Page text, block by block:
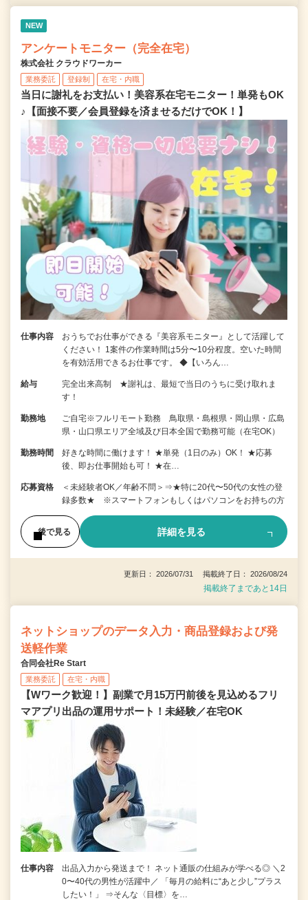
NEW
アンケートモニター（完全在宅）
株式会社 クラウドワーカー
業務委託 登録制 在宅・内職
当日に謝礼をお支払い！美容系在宅モニター！単発もOK
♪【面接不要／会員登録を済ませるだけでOK！】
仕事内容
おうちでお仕事ができる『美容系モニター』として活躍して
ください！ 1案件の作業時間は5分〜10分程度。空いた時間
を有効活用できるお仕事です。 ◆【いろん…
給与
完全出来高制 ★謝礼は、最短で当日のうちに受け取れま
す！
勤務地
ご自宅※フルリモート勤務 鳥取県・島根県・岡山県・広島
県・山口県エリア全域及び日本全国で勤務可能（在宅OK）
勤務時間
好きな時間に働けます！ ★単発（1日のみ）OK！ ★応募
後、即お仕事開始も可！ ★在…
応募資格
＜未経験者OK／年齢不問＞⇒★特に20代〜50代の女性の登
録多数★ ※スマートフォンもしくはパソコンをお持ちの方
後で見る 詳細を見る
更新日： 2026/07/31 掲載終了日： 2026/08/24
掲載終了まであと14日
ネットショップのデータ入力・商品登録および発
送軽作業
合同会社Re Start
業務委託 在宅・内職
【Wワーク歓迎！】副業で月15万円前後を見込めるフリ
マアプリ出品の運用サポート！未経験／在宅OK
仕事内容
出品入力から発送まで！ ネット通販の仕組みが学べる◎ ＼2
0〜40代の男性が活躍中／ 「毎月の給料に“あと少し”プラス
したい！」 ⇒そんな〈目標〉を…